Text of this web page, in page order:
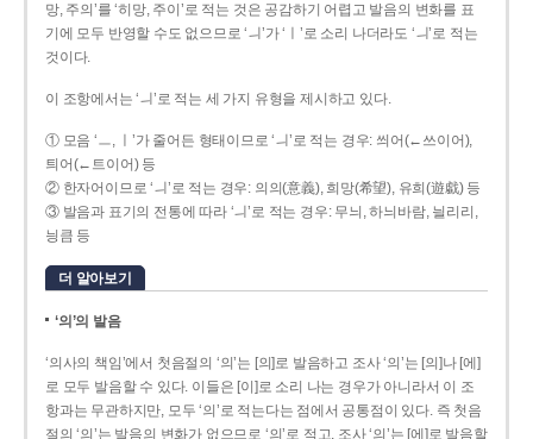
망, 주의’를 ‘히망, 주이’로 적는 것은 공감하기 어렵고 발음의 변화를 표
기에 모두 반영할 수도 없으므로 ‘ㅢ’가 ‘ㅣ’로 소리 나더라도 ‘ㅢ’로 적는
것이다.
이 조항에서는 ‘ㅢ’로 적는 세 가지 유형을 제시하고 있다.
① 모음 ‘ㅡ, ㅣ’가 줄어든 형태이므로 ‘ㅢ’로 적는 경우: 씌어(←쓰이어),
틔어(←트이어) 등
② 한자어이므로 ‘ㅢ’로 적는 경우: 의의(意義), 희망(希望), 유희(遊戱) 등
③ 발음과 표기의 전통에 따라 ‘ㅢ’로 적는 경우: 무늬, 하늬바람, 늴리리,
닁큼 등
더 알아보기
‘의’의 발음
‘의사의 책임’에서 첫음절의 ‘의’는 [의]로 발음하고 조사 ‘의’는 [의]나 [에]
로 모두 발음할 수 있다. 이들은 [이]로 소리 나는 경우가 아니라서 이 조
항과는 무관하지만, 모두 ‘의’로 적는다는 점에서 공통점이 있다. 즉 첫음
절의 ‘의’는 발음의 변화가 없으므로 ‘의’로 적고, 조사 ‘의’는 [에]로 발음할